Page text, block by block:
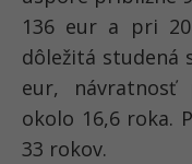
136 eur a pri
dôležitá studená
eur, návratnosť
okolo 16,6 roka.
33 rokov.